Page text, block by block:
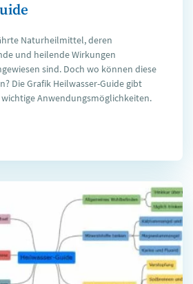
Naturheilmittel, deren
und heilende Wirkungen
sind. Doch wo können diese
Die Grafik Heilwasser-Guide gibt
Anwendungsmöglichkeiten.